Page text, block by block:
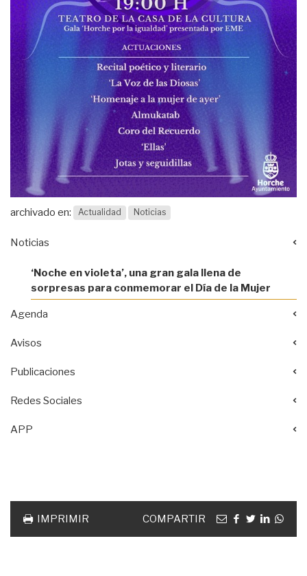
archivado en: Actualidad Noticias
Noticias
‘Noche en violeta’, una gran gala llena de
sorpresas para conmemorar el Día de la Mujer
Agenda
Avisos
Publicaciones
Redes Sociales
APP
IMPRIMIR COMPARTIR Emailfacebook
twitterlinkedin